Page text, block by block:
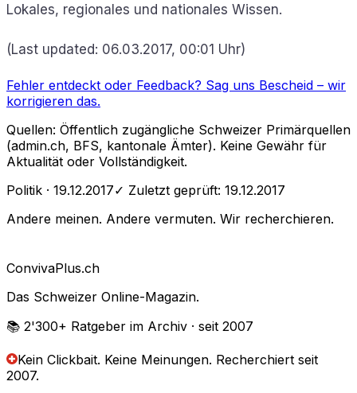
Lokales, regionales und nationales Wissen.
(Last updated: 06.03.2017, 00:01 Uhr)
Fehler entdeckt oder Feedback? Sag uns Bescheid – wir
korrigieren das.
Quellen: Öffentlich zugängliche Schweizer Primärquellen
(admin.ch, BFS, kantonale Ämter). Keine Gewähr für
Aktualität oder Vollständigkeit.
Politik · 19.12.2017✓ Zuletzt geprüft: 19.12.2017
Andere meinen. Andere vermuten. Wir recherchieren.
ConvivaPlus.ch
Das Schweizer Online-Magazin.
📚 2'300+ Ratgeber im Archiv · seit 2007
Kein Clickbait. Keine Meinungen. Recherchiert seit
2007.